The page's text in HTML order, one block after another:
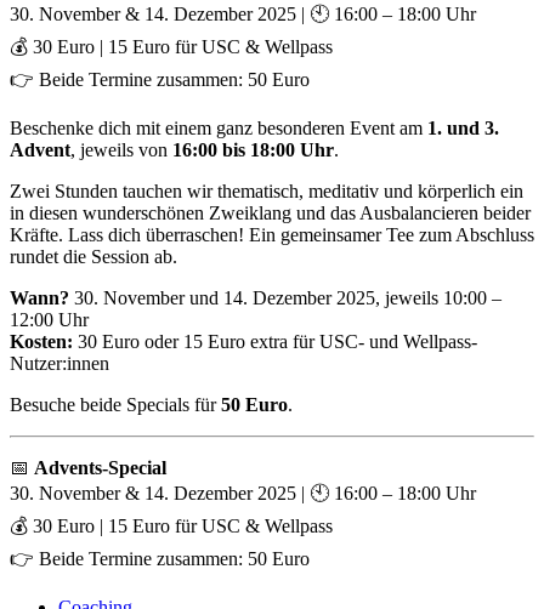
30. November & 14. Dezember 2025 | 🕙 16:00 – 18:00 Uhr
💰 30 Euro | 15 Euro für USC & Wellpass
👉 Beide Termine zusammen: 50 Euro
Beschenke dich mit einem ganz besonderen Event am 1. und 3.
Advent, jeweils von 16:00 bis 18:00 Uhr.
Zwei Stunden tauchen wir thematisch, meditativ und körperlich ein
in diesen wunderschönen Zweiklang und das Ausbalancieren beider
Kräfte. Lass dich überraschen! Ein gemeinsamer Tee zum Abschluss
rundet die Session ab.
Wann? 30. November und 14. Dezember 2025, jeweils 10:00 –
12:00 Uhr
Kosten: 30 Euro oder 15 Euro extra für USC- und Wellpass-
Nutzer:innen
Besuche beide Specials für50 Euro.
📅 Advents-Special
30. November & 14. Dezember 2025 | 🕙 16:00 – 18:00 Uhr
💰 30 Euro | 15 Euro für USC & Wellpass
👉 Beide Termine zusammen: 50 Euro